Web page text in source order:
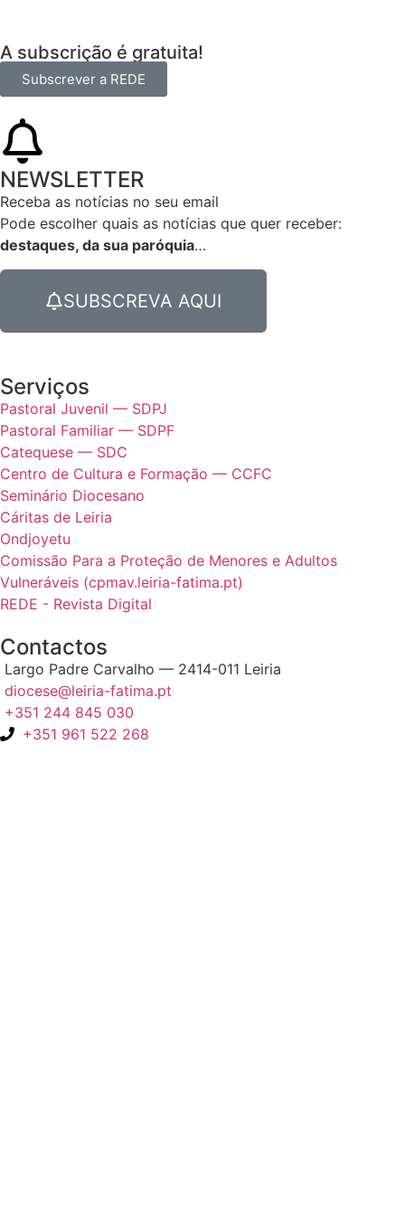
A subscrição é gratuita!
Subscrever a REDE
NEWSLETTER
Receba as notícias no seu email​
Pode escolher quais as notícias que quer receber:
destaques, da sua paróquia…
SUBSCREVA AQUI
Serviços
Pastoral Juvenil — SDPJ
Pastoral Familiar — SDPF
Catequese — SDC
Centro de Cultura e Formação — CCFC
Seminário Diocesano
Cáritas de Leiria
Ondjoyetu
Comissão Para a Proteção de Menores e Adultos
Vulneráveis (cpmav.leiria-fatima.pt)
REDE - Revista Digital
Contactos
Largo Padre Carvalho — 2414-011 Leiria
diocese@leiria-fatima.pt
+351 244 845 030
+351 961 522 268